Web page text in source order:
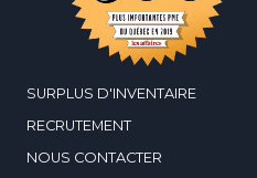
SURPLUS D'INVENTAIRE
RECRUTEMENT
NOUS CONTACTER